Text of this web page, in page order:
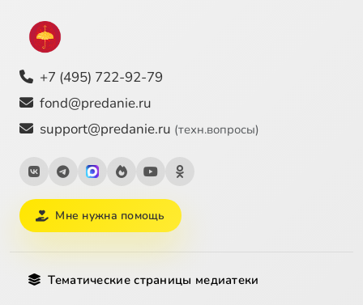
+7 (495) 722-92-79
fond@predanie.ru
support@predanie.ru (техн.вопросы)
Мне нужна помощь
Тематические страницы медиатеки